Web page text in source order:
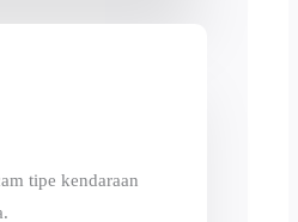
tipe kendaraan